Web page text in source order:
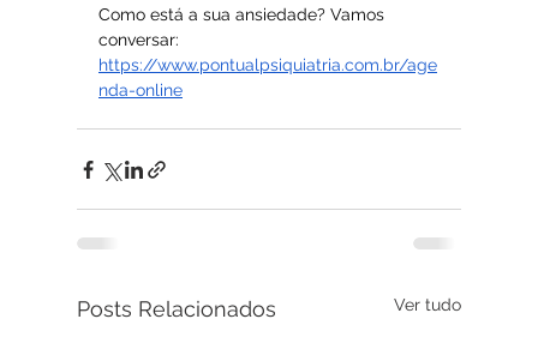
Como está a sua ansiedade? Vamos
conversar:
https://www.pontualpsiquiatria.com.br/age
nda-online
Posts Relacionados Ver tudo